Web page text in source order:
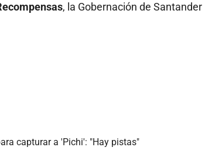
, la Gobernación de Santander
capturar a 'Pichi': "Hay pistas"